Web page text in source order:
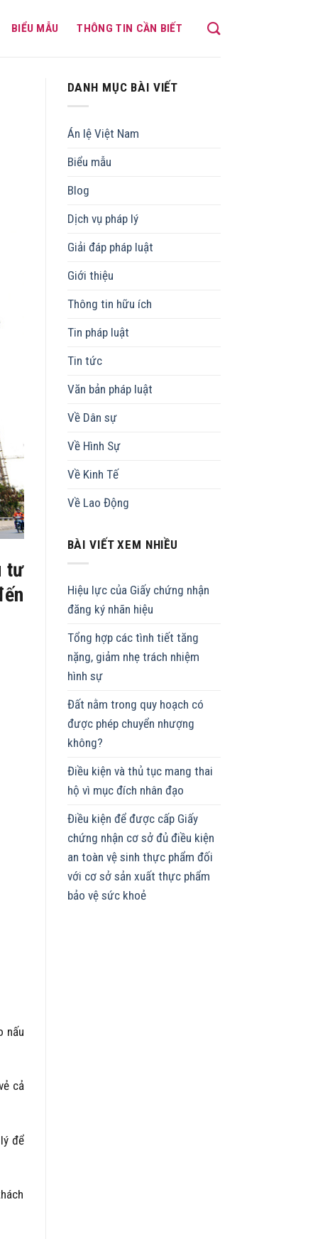
BIỂU MẪU THÔNG TIN CẦN BIẾT
tư
nấu
cả
để
DANH MỤC BÀI VIẾT
Án lệ Việt Nam
Biểu mẫu
Blog
Dịch vụ pháp lý
Giải đáp pháp luật
Giới thiệu
Thông tin hữu ích
Tin pháp luật
Tin tức
Văn bản pháp luật
Về Dân sự
Về Hình Sự
Về Kinh Tế
Về Lao Động
BÀI VIẾT XEM NHIỀU
Hiệu lực của Giấy chứng nhận
đăng ký nhãn hiệu
Tổng hợp các tình tiết tăng
nặng, giảm nhẹ trách nhiệm
hình sự
Đất nằm trong quy hoạch có
được phép chuyển nhượng
không?
Điều kiện và thủ tục mang thai
hộ vì mục đích nhân đạo
Điều kiện để được cấp Giấy
chứng nhận cơ sở đủ điều kiện
an toàn vệ sinh thực phẩm đối
với cơ sở sản xuất thực phẩm
bảo vệ sức khoẻ